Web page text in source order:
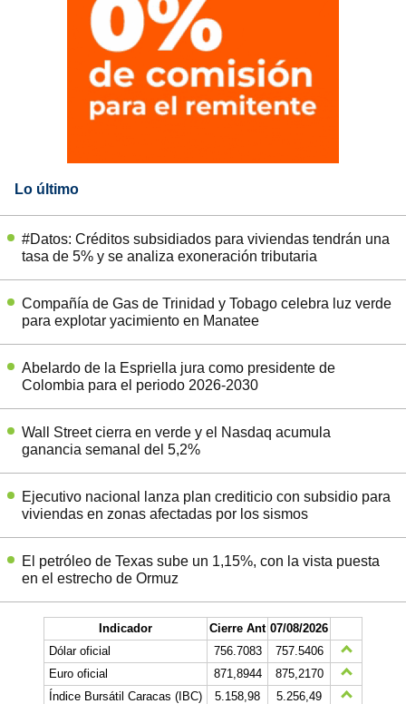
Lo último
#Datos: Créditos subsidiados para viviendas tendrán una
tasa de 5% y se analiza exoneración tributaria
Compañía de Gas de Trinidad y Tobago celebra luz verde
para explotar yacimiento en Manatee
Abelardo de la Espriella jura como presidente de
Colombia para el periodo 2026-2030
Wall Street cierra en verde y el Nasdaq acumula
ganancia semanal del 5,2%
Ejecutivo nacional lanza plan crediticio con subsidio para
viviendas en zonas afectadas por los sismos
El petróleo de Texas sube un 1,15%, con la vista puesta
en el estrecho de Ormuz
Indicador Cierre Ant 07/08/2026
Dólar oficial
756.7083
757.5406
Euro oficial
871,8944
875,2170
Índice Bursátil Caracas (IBC)
5.158,98
5.256,49